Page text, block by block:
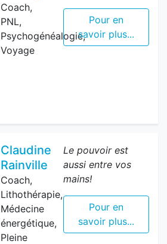
Coach,
PNL,
Psychogénéalogie,
Voyage
Pour en
savoir plus...
Claudine
Rainville
Coach,
Lithothérapie,
Médecine
énergétique,
Pleine
Le pouvoir est
aussi entre vos
mains!
Pour en
savoir plus...